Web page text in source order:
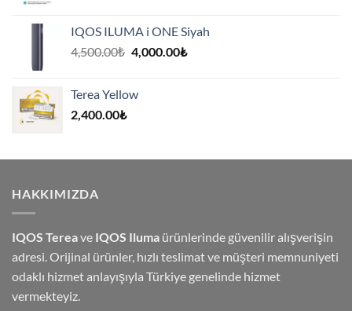
IQOS ILUMA i ONE Siyah
4,500.00₺ Orijinal
4,000.00₺Şu
Terea Yellow
2,400.00₺
HAKKIMIZDA
IQOS Tereave IQOS Iluma ürünlerinde güvenilir alışverişin
adresi. Orijinal ürünler, hızlı teslimat ve müşteri memnuniyeti
odaklı hizmet anlayışıyla Türkiye genelinde hizmet
vermekteyiz.